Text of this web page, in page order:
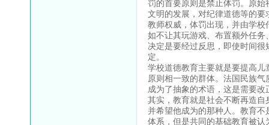
罚的首要原则是禁止体罚。原
文明的发展，对纪律道德等的
教师权威，体罚出现，并由学
如不让其玩游戏、布置额外任
决定是要经过反思，即使时间
定。
学校道德教育主要就是要提高
原则相一致的群体。法国民族
成为了抽象的术语，这是需要改
其实，教育就是社会不断再造
并希望他成为的那种人。教育
体系，但是共同的基础教育被